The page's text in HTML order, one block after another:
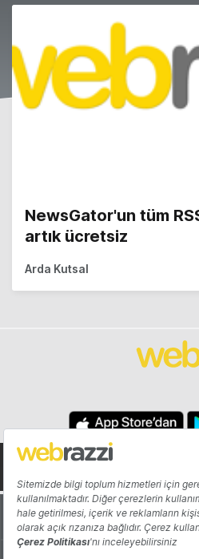
NewsGator'un tüm
artık ücretsiz
Arda Kutsal
Hakkında